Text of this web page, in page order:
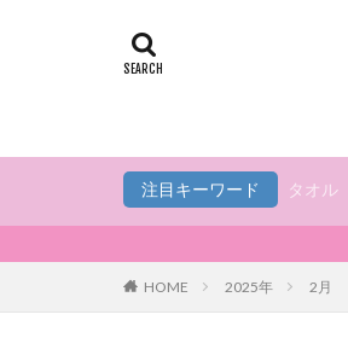
注目キーワード タオル
HOME 2025年 2月